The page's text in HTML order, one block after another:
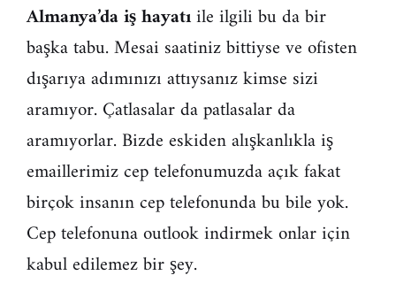
Almanya’da iş hayatıile ilgili bu da bir
başka tabu. Mesai saatiniz bittiyse ve ofisten
dışarıya adımınızı attıysanız kimse sizi
aramıyor. Çatlasalar da patlasalar da
aramıyorlar. Bizde eskiden alışkanlıkla iş
emaillerimiz cep telefonumuzda açık fakat
birçok insanın cep telefonunda bu bile yok.
Cep telefonuna outlook indirmek onlar için
kabul edilemez bir şey.